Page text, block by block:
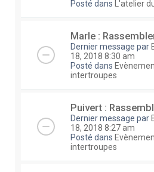
Posté dans
L'atelier
Marle :
Dernier message par
18, 2018 8:30 am
Posté dans
intertroupes
Puivert :
Dernier message par
18, 2018 8:27 am
Posté dans
intertroupes